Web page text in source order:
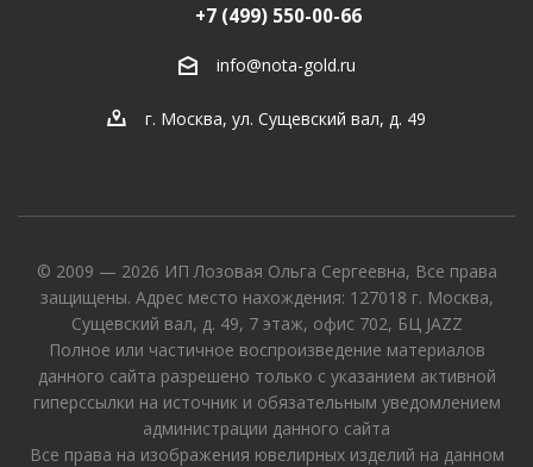
+7 (499) 550-00-66
info@nota-gold.ru
г. Москва, ул. Сущевский вал, д. 49
© 2009 — 2026 ИП Лозовая Ольга Сергеевна, Все права
защищены. Адрес место нахождения: 127018 г. Москва,
Сущевский вал, д. 49, 7 этаж, офис 702, БЦ JAZZ
Полное или частичное воспроизведение материалов
данного сайта разрешено только с указанием активной
гиперссылки на источник и обязательным уведомлением
администрации данного сайта
Все права на изображения ювелирных изделий на данном